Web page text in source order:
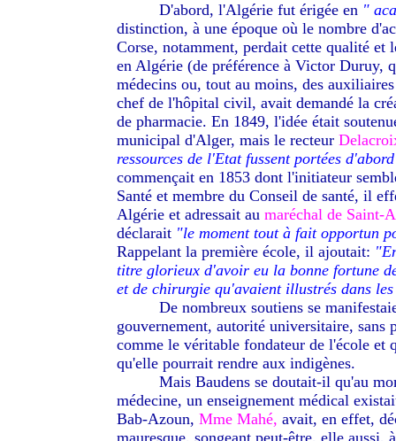
D'abord, l'Algérie fut érigée en "
distinction, à une époque où le nombre
Corse, notamment, perdait cette qualité
en Algérie (de préférence à Victor Duruy,
médecins ou, tout au moins, des
chef de l'hôpital civil, avait demandé la
de pharmacie. En 1849, l'idée était
municipal d'Alger, mais le recteur
ressources de l'Etat fussent portées
commençait en 1853 dont l'initiateur
Santé et membre du Conseil de santé, il
Algérie et adressait aumaréchal de Saint-
déclarait "le moment tout à fait opportun
Rappelant la première école, il ajoutait:
titre glorieux d'avoir eu la bonne fortune
et de chirurgie qu'avaient illustrés dans
De nombreux soutiens se
gouvernement, autorité universitaire, sans
comme le véritable fondateur de l'école et
qu'elle pourrait rendre aux indigènes.
Mais Baudens se doutait-il qu'au
médecine, un enseignement médical
Bab-Azoun, Mme Mahé, avait, en effet,
mauresque, songeant peut-être, elle